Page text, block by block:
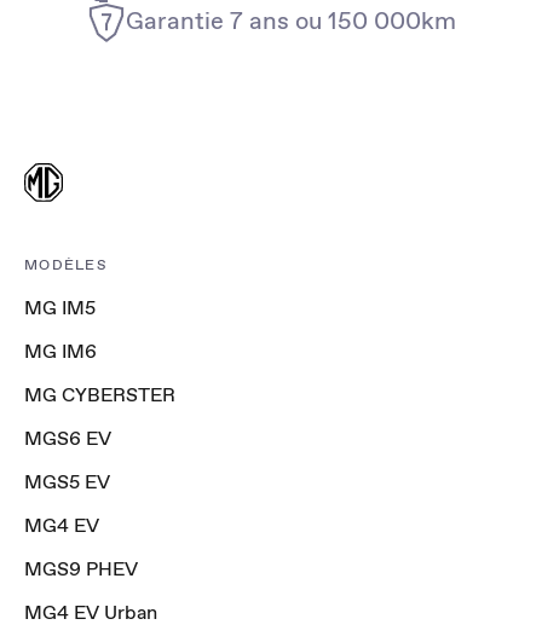
Garantie 7 ans ou 150 000km
MODÈLES
MG IM5
MG IM6
MG CYBERSTER
MGS6 EV
MGS5 EV
MG4 EV
MGS9 PHEV
MG4 EV Urban